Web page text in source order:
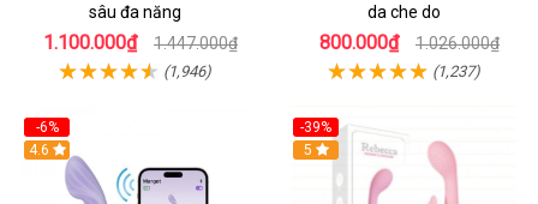
sâu đa năng
1.100.000₫ 1.447.000₫
(1,946)
da che do
800.000₫ 1.026.000₫
(1,237)
-6%
4.6
-39%
Hot
5